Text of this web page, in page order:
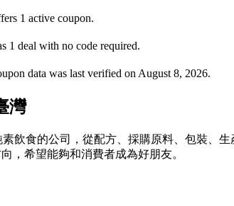
1 active coupon.
deal with no code required.
data was last verified on August 8, 2026.
灣
飲食的公司，從配方、採購原料、包裝、
，希望能夠和消費者成為好朋友。